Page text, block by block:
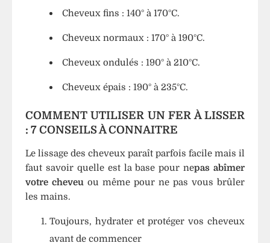
Cheveux fins : 140° à 170°C.
Cheveux normaux : 170° à 190°C.
Cheveux ondulés : 190° à 210°C.
Cheveux épais : 190° à 235°C.
COMMENT UTILISER UN FER À LISSER
: 7 CONSEILS À CONNAITRE
Le lissage des cheveux paraît parfois facile mais il
faut savoir quelle est la base pour nepas abîmer
votre cheveu ou même pour ne pas vous brûler
les mains.
Toujours, hydrater et protéger vos cheveux
avant de commencer